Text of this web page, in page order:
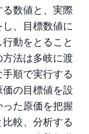
数値と、実際
、目標数値に
動をとること
法は多岐に渡
順で実行する
の目標値を設
た原価を把握
較、分析する